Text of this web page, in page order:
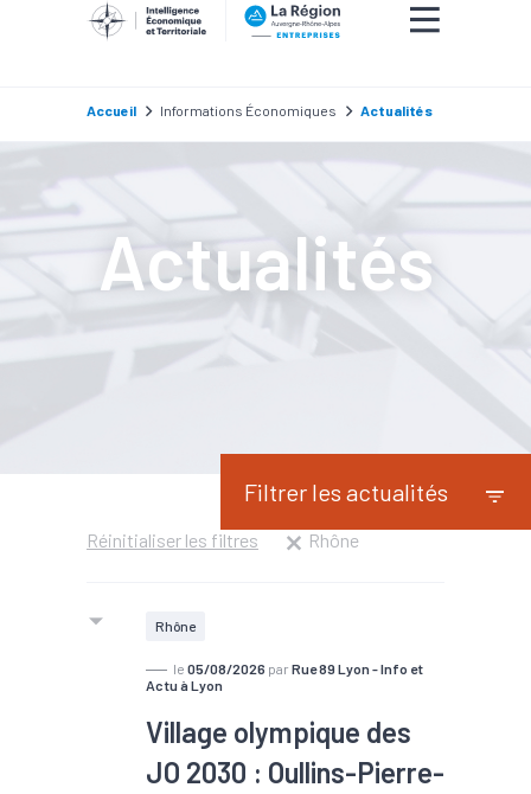
Accueil Informations Économiques Actualités
Actualités
Filtrer les actualités
Réinitialiser les filtres Rhône
Rhône
le 05/08/2026 par Rue 89 Lyon - Info et
Actu à Lyon
Village olympique des
JO 2030 : Oullins-Pierre-
Bosch Rexroth, la filiale française du groupe
partenariat avec le Breton Aserti Electronic